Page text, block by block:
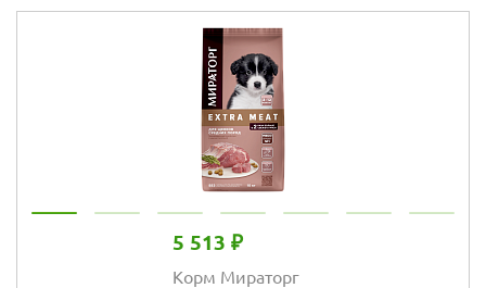
5 513 ₽
Корм Мираторг